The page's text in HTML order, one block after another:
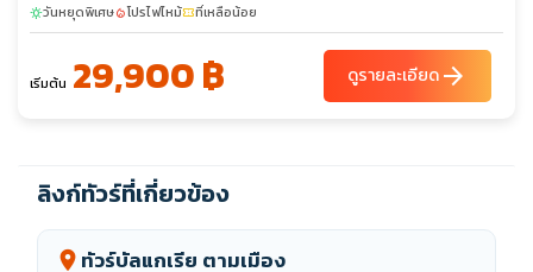
sunnyวันหยุดพิเศษlocal_fire_departmentโปรไฟไหม้confirmation_numberที่เหลือน้อย
เริ่มต้น 29,900 ฿ ดูรายละเอียดarrow_forward
ลิงก์ทัวร์ที่เกี่ยวข้อง
location_on ทัวร์บัลแกเรีย ตามเมือง